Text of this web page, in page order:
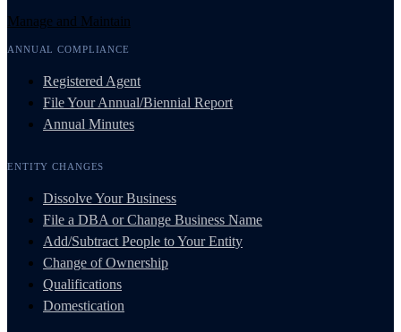
Manage and Maintain
ANNUAL COMPLIANCE
Registered Agent
File Your Annual/Biennial Report
Annual Minutes
ENTITY CHANGES
Dissolve Your Business
File a DBA or Change Business Name
Add/Subtract People to Your Entity
Change of Ownership
Qualifications
Domestication